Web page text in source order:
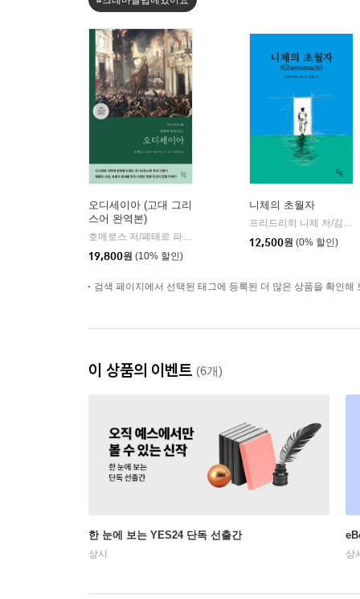
오디세이아 (고대 그리
스어 완역본)
| 현대지성
19,800원 (10% 할인)
니체의 초월자
12,500원 (0% 할인)
검색 페이지에서 선택된 태그에 등록된 더 많은 상품을 확인해
이 상품의 이벤트 (6개)
한 눈에 보는 YES24 단독 선출간
상시 상